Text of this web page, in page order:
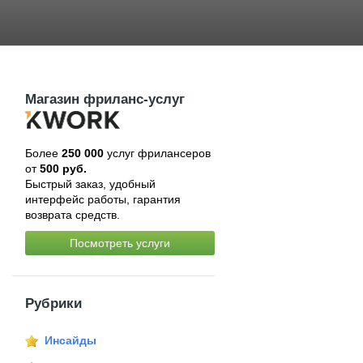
Магазин фриланс-услуг
Более 250 000услуг фрилансеров
от500 руб.
Быстрый заказ, удобный
интерфейс работы, гарантия
возврата средств.
Посмотреть услуги
Рубрики
Инсайды